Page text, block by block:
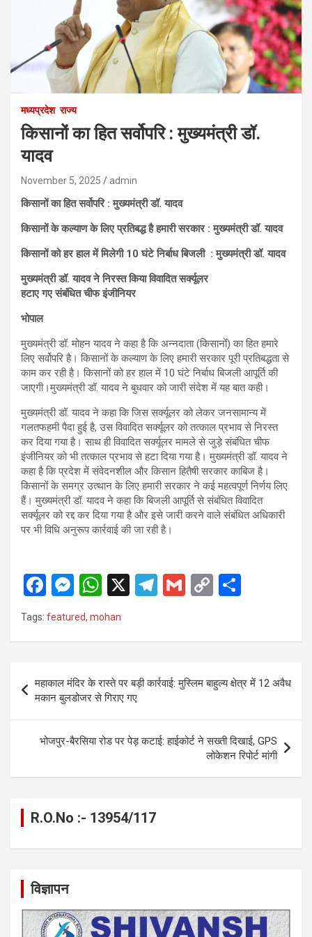
मध्यप्रदेश राज्य
किसानों का हित सर्वोपरि : मुख्यमंत्री डॉ.
यादव
November 5, 2025 admin
किसानों का हित सर्वोपरि : मुख्यमंत्री डॉ. यादव
किसानों के कल्याण के लिए प्रतिबद्ध है हमारी सरकार : मुख्यमंत्री डॉ. यादव
किसानों को हर हाल में मिलेगी 10 घंटे निर्बाध बिजली : मुख्यमंत्री डॉ. यादव
मुख्यमंत्री डॉ. यादव ने निरस्त किया विवादित सर्क्यूलर
हटाए गए संबंधित चीफ इंजीनियर
भोपाल
मुख्यमंत्री डॉ. मोहन यादव ने कहा है कि अन्नदाता (किसानों) का हित हमारे
लिए सर्वोपरि है। किसानों के कल्याण के लिए हमारी सरकार पूरी प्रतिबद्धता से
काम कर रही है। किसानों को हर हाल में 10 घंटे निर्बाध बिजली आपूर्ति की
जाएगी।मुख्यमंत्री डॉ. यादव ने बुधवार को जारी संदेश में यह बात कही।
मुख्यमंत्री डॉ. यादव ने कहा कि जिस सर्क्यूलर को लेकर जनसामान्य में
गलतफहमी पैदा हुई है, उस विवादित सर्क्यूलर को तत्काल प्रभाव से निरस्त
कर दिया गया है। साथ ही विवादित सर्क्यूलर मामले से जुड़े संबंधित चीफ
इंजीनियर को भी तत्काल प्रभाव से हटा दिया गया है। मुख्यमंत्री डॉ. यादव ने
कहा है कि प्रदेश में संवेदनशील और किसान हितैषी सरकार काबिज है।
किसानों के समग्र उत्थान के लिए हमारी सरकार ने कई महत्वपूर्ण निर्णय लिए
हैं। मुख्यमंत्री डॉ. यादव ने कहा कि बिजली आपूर्ति से संबंधित विवादित
सर्क्यूलर को रद्द कर दिया गया है और इसे जारी करने वाले संबंधित अधिकारी
पर भी विधि अनुरूप कार्रवाई की जा रही है।
F
a
o
o
k
M
es
se
g
er
W
h
A
p
p
X
T
a
m
G
C
n
k
Tags: featured, mohan
navigation
महाकाल मंदिर के रास्ते पर बड़ी कार्रवाई: मुस्लिम बाहुल्य क्षेत्र में 12 अवैध
मकान बुलडोजर से गिराए गए
भोजपुर-बैरसिया रोड पर पेड़ कटाई: हाईकोर्ट ने सख्ती दिखाई, GPS
लोकेशन रिपोर्ट मांगी
R.O.No :- 13954/117
विज्ञापन